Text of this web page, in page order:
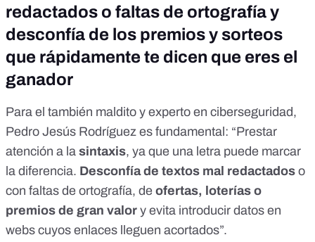
redactados o faltas de ortografía y
desconfía de los premios y sorteos
que rápidamente te dicen que eres el
ganador
Para el también maldito y experto en ciberseguridad,
Pedro Jesús Rodríguez es fundamental: “Prestar
atención a la sintaxis, ya que una letra puede marcar
la diferencia. Desconfía de textos mal redactados o
con faltas de ortografía, de ofertas, loterías o
premios de gran valor y evita introducir datos en
webs cuyos enlaces lleguen acortados”.